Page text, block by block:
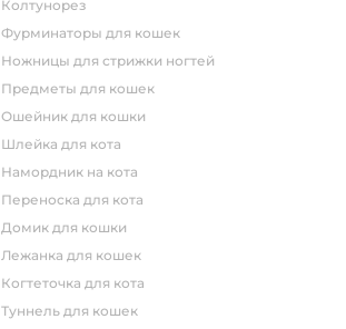
колтунорез
фурминаторы для кошек
ножницы для стрижки ногтей
предметы для кошек
ошейник для кошки
шлейка для кота
намордник на кота
переноска для кота
домик для кошки
лежанка для кошек
когтеточка для кота
туннель для кошек